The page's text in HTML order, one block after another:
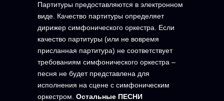
Партитуры предоставляются в электронном
виде. Качество партитуры определяет
дирижер симфонического оркестра. Если
качество партитуры (или не вовремя
присланная партитура) не соответствует
требованиям симфонического оркестра –
песня не будет представлена для
исполнения на сцене с симфоническим
оркестром. Остальные ПЕСНИ